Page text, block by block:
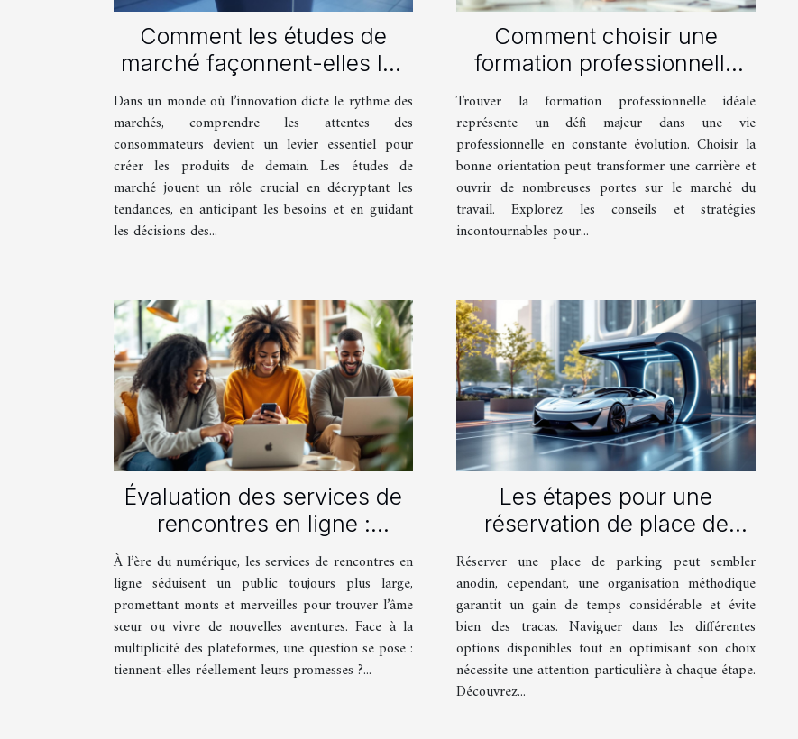
Comment les études de
marché façonnent-elles les
produits de demain ?
Dans un monde où l’innovation dicte le rythme des
marchés, comprendre les attentes des
consommateurs devient un levier essentiel pour
créer les produits de demain. Les études de
marché jouent un rôle crucial en décryptant les
tendances, en anticipant les besoins et en guidant
les décisions des...
Comment choisir une
formation professionnelle
adaptée à vos besoins ?
Trouver la formation professionnelle idéale
représente un défi majeur dans une vie
professionnelle en constante évolution. Choisir la
bonne orientation peut transformer une carrière et
ouvrir de nombreuses portes sur le marché du
travail. Explorez les conseils et stratégies
incontournables pour...
Évaluation des services de
rencontres en ligne :
lesquels tiennent leurs
promesses ?
À l’ère du numérique, les services de rencontres en
ligne séduisent un public toujours plus large,
promettant monts et merveilles pour trouver l’âme
sœur ou vivre de nouvelles aventures. Face à la
multiplicité des plateformes, une question se pose :
tiennent-elles réellement leurs promesses ?...
Les étapes pour une
réservation de place de
parking efficace
Réserver une place de parking peut sembler
anodin, cependant, une organisation méthodique
garantit un gain de temps considérable et évite
bien des tracas. Naviguer dans les différentes
options disponibles tout en optimisant son choix
nécessite une attention particulière à chaque étape.
Découvrez...